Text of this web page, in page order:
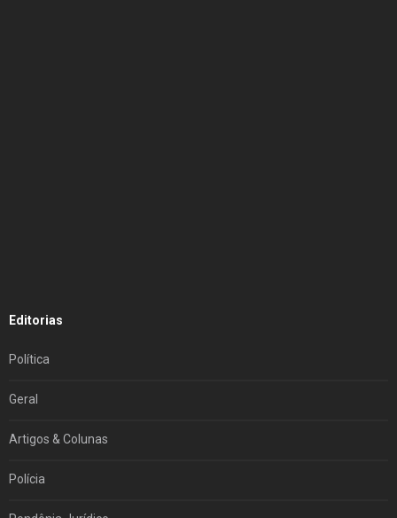
Editorias
Política
Geral
Artigos & Colunas
Polícia